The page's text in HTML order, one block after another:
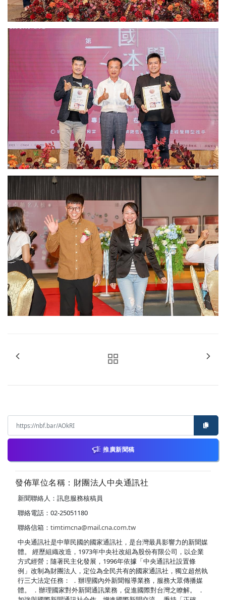
推廣新聞稿
發佈單位名稱：財團法人中央通訊社
新聞聯絡人：訊息服務核稿員
聯絡電話：02-25051180
聯絡信箱： timtimcna@mail.cna.com.tw
中央通訊社是中華民國的國家通訊社，是台灣最具影響力的新聞媒
體。 經歷組織改造，1973年中央社改組為股份有限公司，以企業
方式經營；隨著民主化發展，1996年依據「中央通訊社設置條
例」改制為財團法人，定位為全民共有的國家通訊社，獨立超然執
行三大法定任務： ．辦理國內外新聞報導業務，服務大眾傳播媒
體。 ．辦理國家對外新聞通訊業務，促進國際對台灣之瞭解。 ．